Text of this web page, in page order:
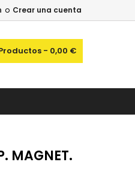
o Crear una cuenta
- 0,00 €
MAGNET.